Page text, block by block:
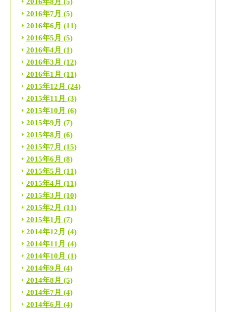
2016年7月 (5)
2016年6月 (11)
2016年5月 (5)
2016年4月 (1)
2016年3月 (12)
2016年1月 (11)
2015年12月 (24)
2015年11月 (3)
2015年10月 (6)
2015年9月 (7)
2015年8月 (6)
2015年7月 (15)
2015年6月 (8)
2015年5月 (11)
2015年4月 (11)
2015年3月 (10)
2015年2月 (11)
2015年1月 (7)
2014年12月 (4)
2014年11月 (4)
2014年10月 (1)
2014年9月 (4)
2014年8月 (5)
2014年7月 (4)
2014年6月 (4)